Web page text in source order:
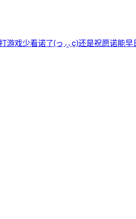
戏少看诺了(っ◞‸◟c)还是祝愿诺能